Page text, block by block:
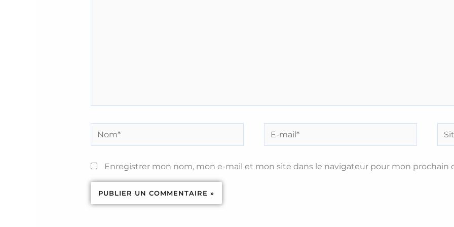
Nom*
E-
mail*
Site
Enregistrer mon nom, mon e-mail et mon site dans le navigateur pour mon prochain